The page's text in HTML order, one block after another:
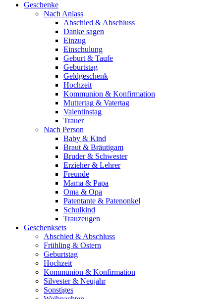
Geschenke
Nach Anlass
Abschied & Abschluss
Danke sagen
Einzug
Einschulung
Geburt & Taufe
Geburtstag
Geldgeschenk
Hochzeit
Kommunion & Konfirmation
Muttertag & Vatertag
Valentinstag
Trauer
Nach Person
Baby & Kind
Braut & Bräutigam
Bruder & Schwester
Erzieher & Lehrer
Freunde
Mama & Papa
Oma & Opa
Patentante & Patenonkel
Schulkind
Trauzeugen
Geschenksets
Abschied & Abschluss
Frühling & Ostern
Geburtstag
Hochzeit
Kommunion & Konfirmation
Silvester & Neujahr
Sonstiges